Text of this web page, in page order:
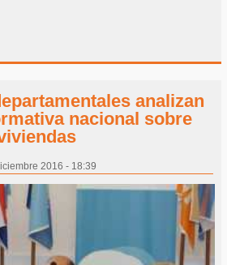
analizan
nacional sobre
2016 - 18:39